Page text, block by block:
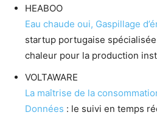
HEABOO
Eau chaude oui, Gaspillage
startup portugaise
chaleur pour la production
VOLTAWARE
La maîtrise de la
Données : le suivi en temps